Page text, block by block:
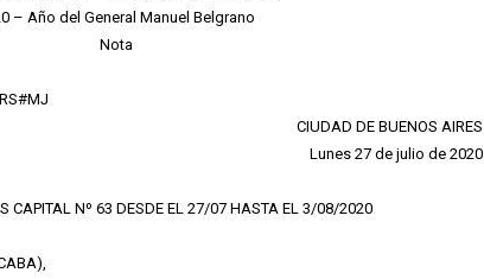
– Año del General Manuel Belgrano
Nota
CIUDAD DE BUENOS AIRES
Lunes 27 de julio de 2020
CAPITAL Nº 63 DESDE EL 27/07 HASTA EL 3/08/2020